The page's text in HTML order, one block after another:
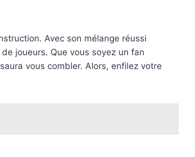
Avec son mélange réussi
joueurs. Que vous soyez un fan
vous combler. Alors, enfilez votre